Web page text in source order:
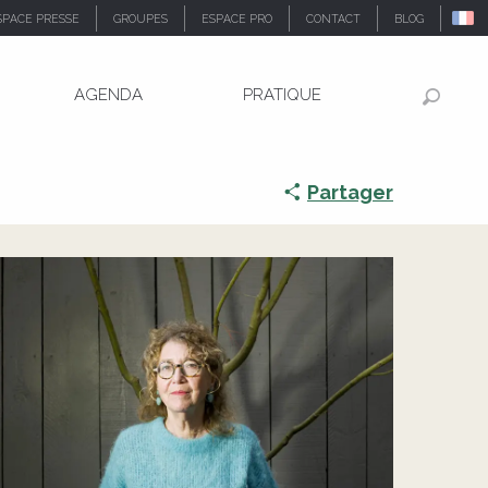
PRESSE GROUPES ESPACE PRO CONTACT BLOG
AGENDA PRATIQUE
Partager